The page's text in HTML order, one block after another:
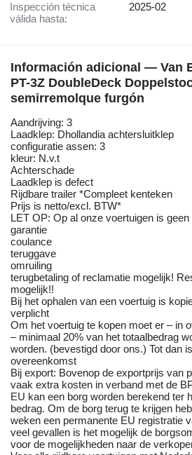
Inspección técnica
válida hasta:
2025-02
Información adicional — Van
PT-3Z DoubleDeck
semirremolque furgón
Aandrijving: 3
Laadklep: Dhollandia achtersluitklep
configuratie assen: 3
kleur: N.v.t
Achterschade
Laadklep is defect
Rijdbare trailer *Compleet kenteken
Prijs is netto/excl. BTW*
LET OP: Op al onze voertuigen is
garantie
coulance
teruggave
omruiling
terugbetaling of reclamatie mogelijk!
mogelijk!!
Bij het ophalen van een voertuig is
verplicht
Om het voertuig te kopen moet er – in
– minimaal 20% van het totaalbedrag
worden. (bevestigd door ons.) Tot dan
overeenkomst
Bij export: Bovenop de exportprijs van
vaak extra kosten in verband met de
EU kan een borg worden berekend ter
bedrag. Om de borg terug te krijgen
weken een permanente EU registratie
veel gevallen is het mogelijk de
voor de mogelijkheden naar de